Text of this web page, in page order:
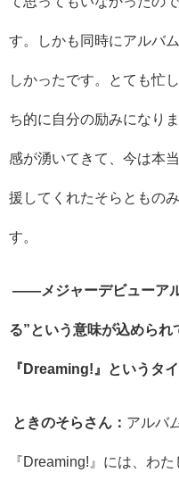
す。しかも同時にアルバ
しかったです。とても忙
ち的に自分の励みになり
感が湧いてきて、今は本
援してくれたそらともの
す。
――メジャーデビューア
る”という意味が込めら
『 Dreaming! 』というタ
ときのそらさん： アルバ
『Dreaming! 』には、わ